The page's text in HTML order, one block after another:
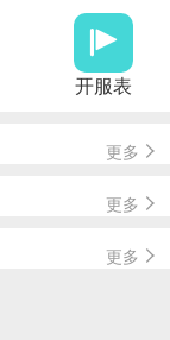
开服表
更多
更多
更多